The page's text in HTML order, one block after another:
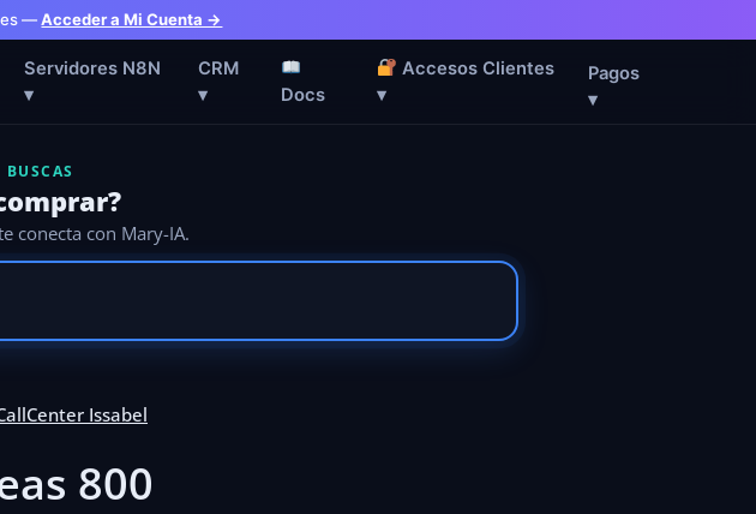
—Acceder a Mi Cuenta →
Servidores N8N
▾
CRM
▾
Docs
Accesos Clientes
▾
Pagos
▾
conecta con Mary-IA.
Issabel
800